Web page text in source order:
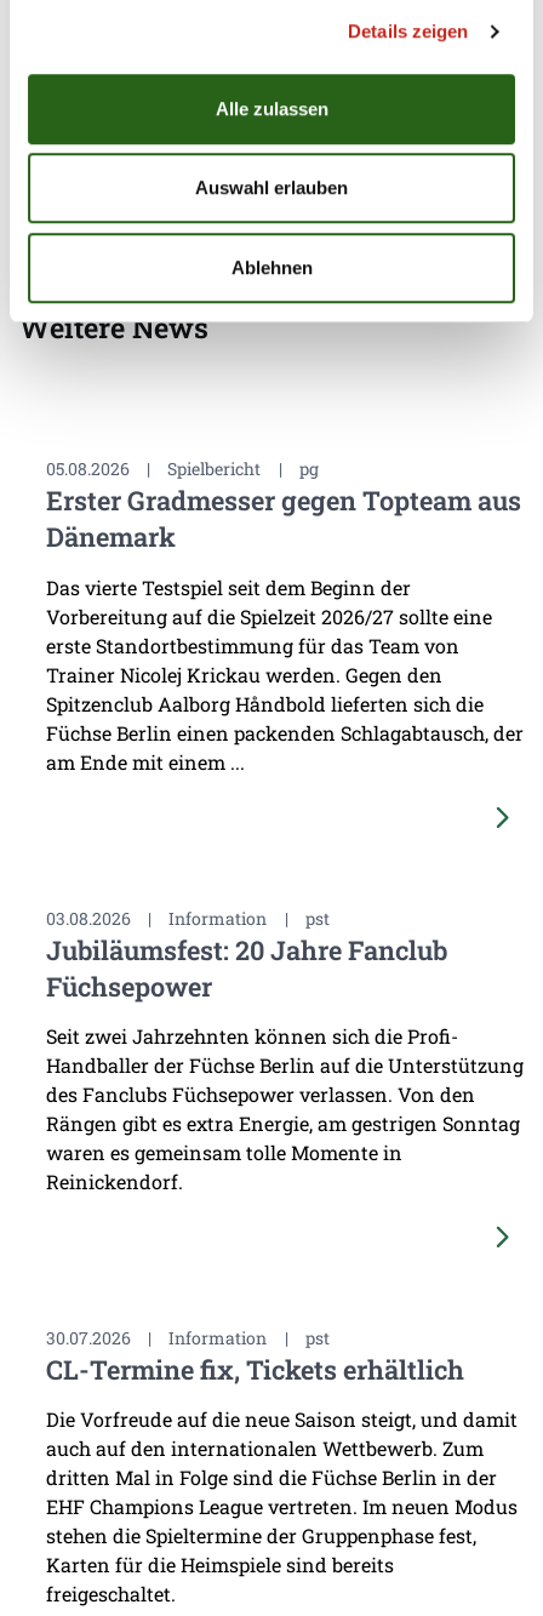
Details zeigen
Alle zulassen
Auswahl erlauben
Ablehnen
Gegner mit technischen Fehlern und nicht genutzten
Chancen leicht gemacht. In der zweiten Hälfte haben
wir das dann besser gemacht und zum Ende auch
Weitere News
05.08.2026 | Spielbericht | pg
Erster Gradmesser gegen Topteam aus
Dänemark
Das vierte Testspiel seit dem Beginn der
Vorbereitung auf die Spielzeit 2026/27 sollte eine
erste Standortbestimmung für das Team von
Trainer Nicolej Krickau werden. Gegen den
Spitzenclub Aalborg Håndbold lieferten sich die
Füchse Berlin einen packenden Schlagabtausch, der
am Ende mit einem ...
03.08.2026 | Information | pst
Jubiläumsfest: 20 Jahre Fanclub
Füchsepower
Seit zwei Jahrzehnten können sich die Profi-
Handballer der Füchse Berlin auf die Unterstützung
des Fanclubs Füchsepower verlassen. Von den
Rängen gibt es extra Energie, am gestrigen Sonntag
waren es gemeinsam tolle Momente in
Reinickendorf.
30.07.2026 | Information | pst
CL-Termine fix, Tickets erhältlich
Die Vorfreude auf die neue Saison steigt, und damit
auch auf den internationalen Wettbewerb. Zum
dritten Mal in Folge sind die Füchse Berlin in der
EHF Champions League vertreten. Im neuen Modus
stehen die Spieltermine der Gruppenphase fest,
Karten für die Heimspiele sind bereits
freigeschaltet.